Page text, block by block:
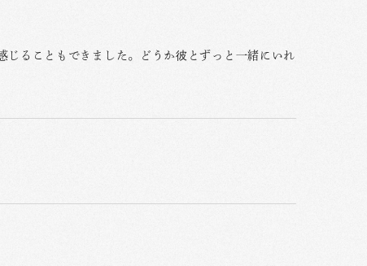
ることもできました。どうか彼とずっと一緒にいれ